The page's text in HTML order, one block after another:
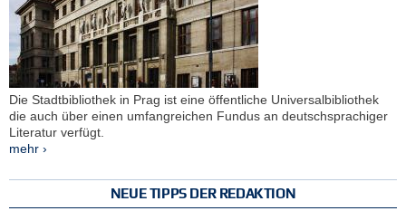
Die Stadtbibliothek in Prag ist eine öffentliche Universalbibliothek
die auch über einen umfangreichen Fundus an deutschsprachiger
Literatur verfügt.
mehr ›
NEUE TIPPS DER REDAKTION